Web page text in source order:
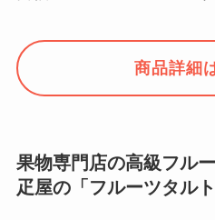
商品詳細
果物専門店の高級フル
疋屋の「フルーツタルト